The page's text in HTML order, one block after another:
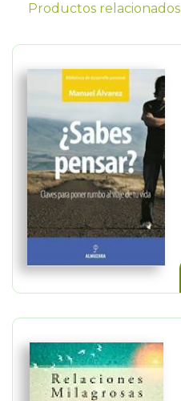
Productos relacionados